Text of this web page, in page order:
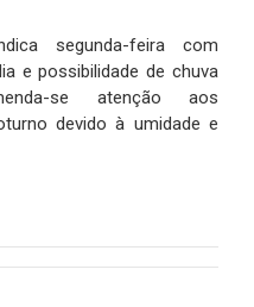
segunda-feira com
e possibilidade de chuva
se atenção aos
devido à umidade e